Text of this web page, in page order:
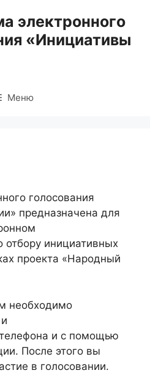
электронного
«Инициативы
Меню
голосования
предназначена для
отбору инициативных
проекта «Народный
необходимо
и с помощью
После этого вы
в голосовании.